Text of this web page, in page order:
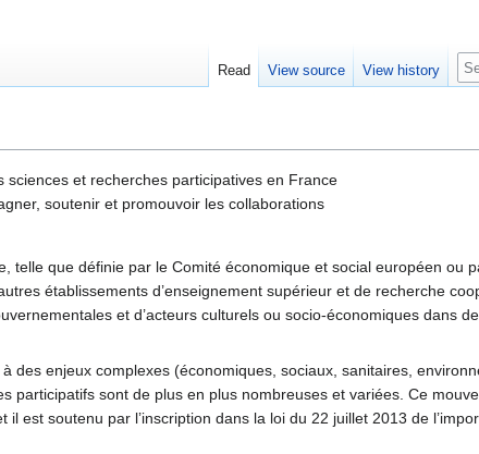
sciences et recherches participatives en France
soutenir et promouvoir les collaborations
que définie par le Comité économique et social européen ou
établissements d’enseignement supérieur et de recherche
et d’acteurs culturels ou socio-économiques dans
des enjeux complexes (économiques, sociaux, sanitaires,
participatifs sont de plus en plus nombreuses et variées. Ce
est soutenu par l’inscription dans la loi du 22 juillet 2013 de
Read View source View history